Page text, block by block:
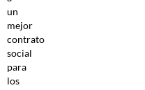
un
mejor
contrato
social
para
los